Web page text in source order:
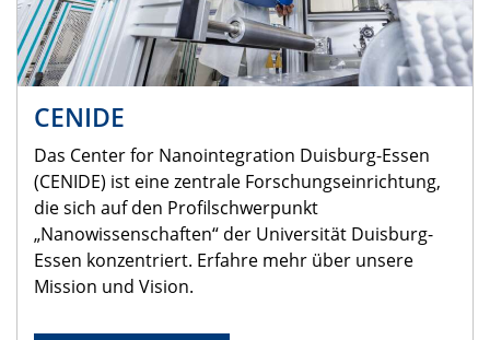
CENIDE
Das Center for Nanointegration Duisburg-Essen
(CENIDE) ist eine zentrale Forschungseinrichtung,
die sich auf den Profilschwerpunkt
„Nanowissenschaften“ der Universität Duisburg-
Essen konzentriert. Erfahre mehr über unsere
Mission und Vision.